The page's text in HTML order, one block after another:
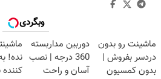
وبگردی
ماشینت رو بدون
دردسر بفروش |
بدون کمسیون
دوربین مداربسته
360 درجه | نصب
آسان و راحت
نده!